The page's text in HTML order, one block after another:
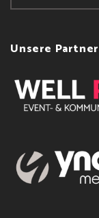
Unsere Partner